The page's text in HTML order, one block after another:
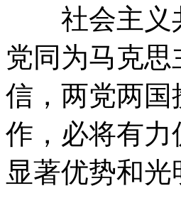
社会主义共
党同为马克
信，两党两
作，必将有
显著优势和光